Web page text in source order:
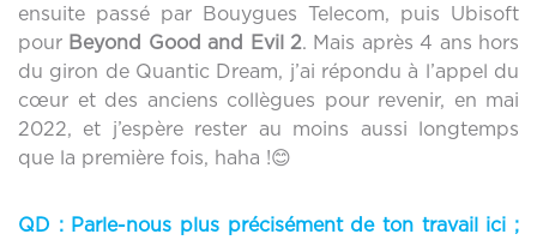
ensuite passé par Bouygues Telecom, puis Ubisoft
pour Beyond Good and Evil 2. Mais après 4 ans hors
du giron de Quantic Dream, j’ai répondu à l’appel du
cœur et des anciens collègues pour revenir, en mai
2022, et j’espère rester au moins aussi longtemps
que la première fois, haha !😊
QD : Parle-nous plus précisément de ton travail ici ;